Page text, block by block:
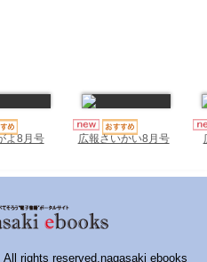
よ8月号 広報さいかい8月号
rights reserved.nagasaki ebooks